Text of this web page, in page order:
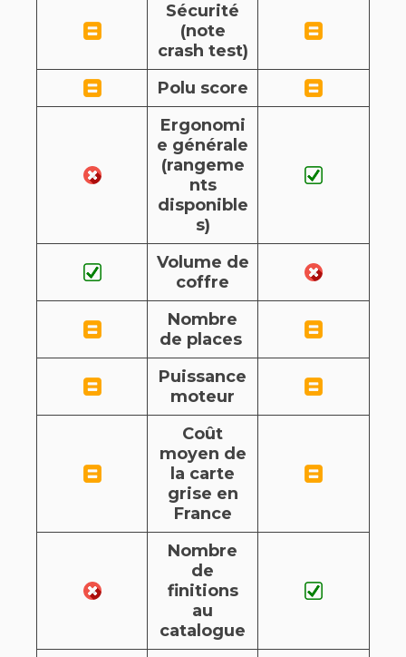
Sécurité
(note
crash test)
Polu score
Ergonomi
e générale
(rangeme
nts
disponible
s)
Volume de
coffre
Nombre
de places
Puissance
moteur
Coût
moyen de
la carte
grise en
France
Nombre
de
finitions
au
catalogue